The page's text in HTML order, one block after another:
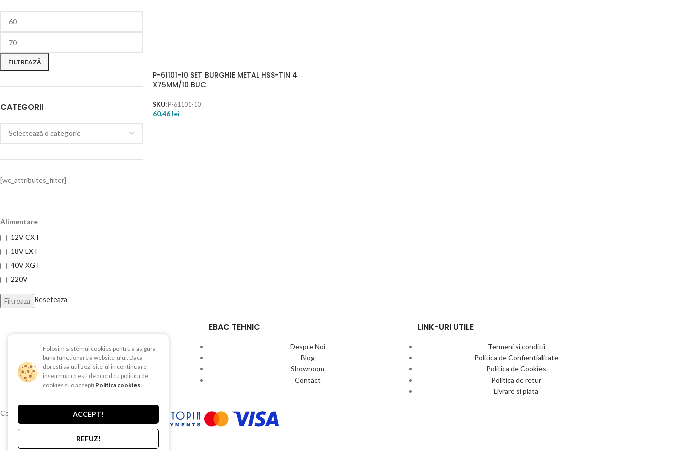
FILTREAZĂ
CATEGORII
[wc_attributes_filter]
Alimentare
12V CXT
18V LXT
40V XGT
220V
Filtreaza Reseteaza
P-61101-10 SET BURGHIE METAL HSS-TIN 4
X75MM/10 BUC
SKU: P-61101-10
60,46 lei
Str. Depozitelor, Nr. 51, Pitesti, AG
Telefon:0740 625 482
EBAC TEHNIC
Despre Noi
Blog
Showroom
Contact
LINK-URI UTILE
Termeni si conditii
Politica de Confientialitate
Politica de Cookies
Politica de retur
Livrare si plata
Copyright © 2015-2025 EBAC TEHNIC
Folosim sistemul cookies pentru a asigura
buna functionare a website-ului. Daca
doresti sa utilizezi site-ul in continuare
inseamna ca esti de acord cu politica de
cookies si o accepti Politica cookies
ACCEPT!
REFUZ!